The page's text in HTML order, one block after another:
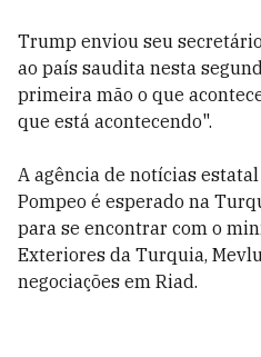
Trump enviou seu
ao país saudita nesta
primeira mão o que
que está acontecendo".
A agência de notícias
Pompeo é esperado na
para se encontrar com o
Exteriores da Turquia,
negociações em Riad.